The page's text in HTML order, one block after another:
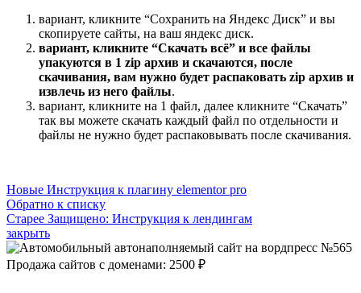
вариант, кликните “Сохранить на Яндекс Диск” и вы
скопируете сайты, на ваш яндекс диск.
вариант, кликните “Скачать всё” и все файлы
упакуются в 1 zip архив и скачаются, после
скачивания, вам нужно будет распаковать zip архив и
извлечь из него файлы.
вариант, кликните на 1 файл, далее кликните “Скачать”
так вы можете скачать каждый файл по отдельности и
файлы не нужно будет распаковывать после скачивания.
Новые Инструкция к плагину elementor pro
Обратно к списку
Старее Защищено: Инструкция к лендингам
закрыть
Продажа сайтов с доменами: 2500 ₽